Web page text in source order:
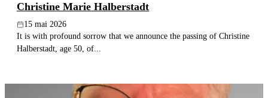
Christine Marie Halberstadt
15 mai 2026
It is with profound sorrow that we announce the passing of Christine
Halberstadt, age 50, of...